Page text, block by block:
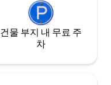
건물 부지 내 무료 주
차